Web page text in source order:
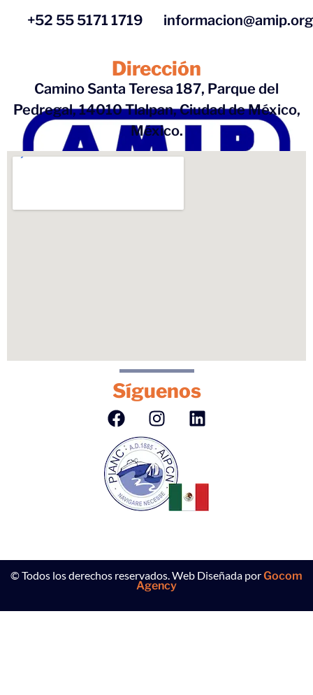
+52 55 5171 1719
Dirección
Camino Santa Teresa 187, Parque del
Pedregal, 14010 Tlalpan, Ciudad de México,
México.
Síguenos
© Todos los derechos reservados. Web Diseñada porGocom
Agency